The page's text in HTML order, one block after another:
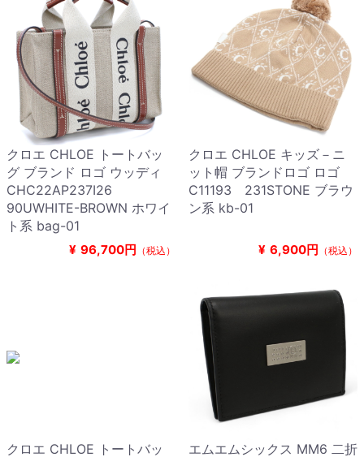
クロエ CHLOE トートバッ
グ ブランド ロゴ ウッディ
CHC22AP237I26
90UWHITE-BROWN ホワイ
ト系 bag-01
¥ 96,700円 （税込）
クロエ CHLOE キッズ－ニ
ット帽 ブランドロゴ ロゴ
C11193 231STONE ブラウ
ン系 kb-01
¥ 6,900円 （税込）
クロエ CHLOE トートバッ
エムエムシックス MM6 二折